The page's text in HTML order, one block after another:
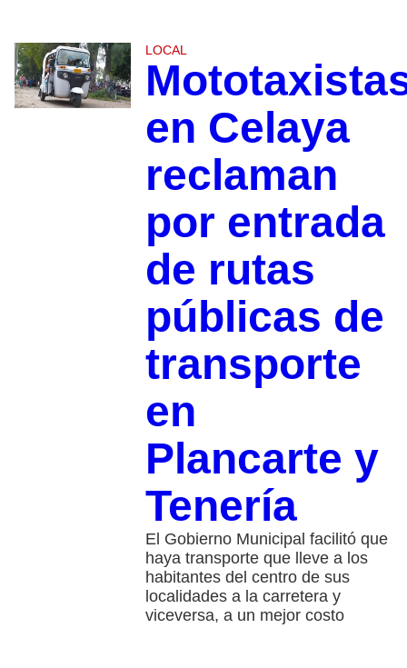
LOCAL
en Celaya
reclaman
por entrada
de rutas
públicas de
transporte
en
Plancarte y
Tenería
El Gobierno Municipal facilitó que
haya transporte que lleve a los
habitantes del centro de sus
localidades a la carretera y
viceversa, a un mejor costo